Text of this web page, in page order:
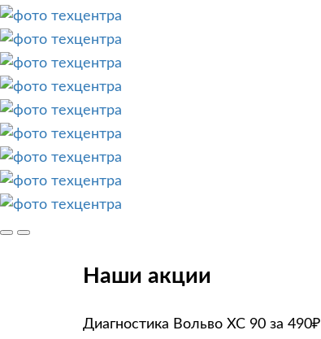
Наши акции
Диагностика Вольво ХС 90 за 490₽